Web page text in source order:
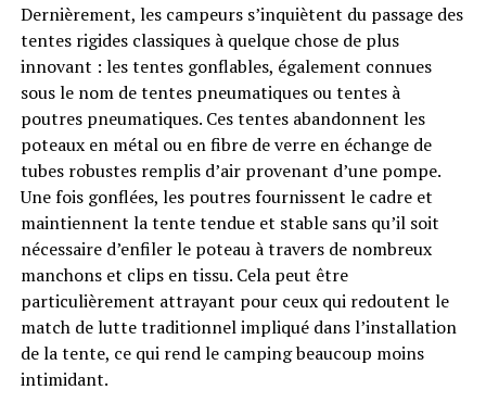
Dernièrement, les campeurs s’inquiètent du passage des
tentes rigides classiques à quelque chose de plus
innovant : les tentes gonflables, également connues
sous le nom de tentes pneumatiques ou tentes à
poutres pneumatiques. Ces tentes abandonnent les
poteaux en métal ou en fibre de verre en échange de
tubes robustes remplis d’air provenant d’une pompe.
Une fois gonflées, les poutres fournissent le cadre et
maintiennent la tente tendue et stable sans qu’il soit
nécessaire d’enfiler le poteau à travers de nombreux
manchons et clips en tissu. Cela peut être
particulièrement attrayant pour ceux qui redoutent le
match de lutte traditionnel impliqué dans l’installation
de la tente, ce qui rend le camping beaucoup moins
intimidant.